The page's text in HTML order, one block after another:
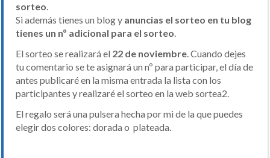
sorteo.
Si además tienes un blog y anuncias el sorteo en tu blog
tienes un nº adicional para el sorteo.
El sorteo se realizará el 22 de noviembre. Cuando dejes
tu comentario se te asignará un nº para participar, el día de
antes publicaré en la misma entrada la lista con los
participantes y realizaré el sorteo en la web sortea2.
El regalo será una pulsera hecha por mi de la que puedes
elegir dos colores: dorada o plateada.